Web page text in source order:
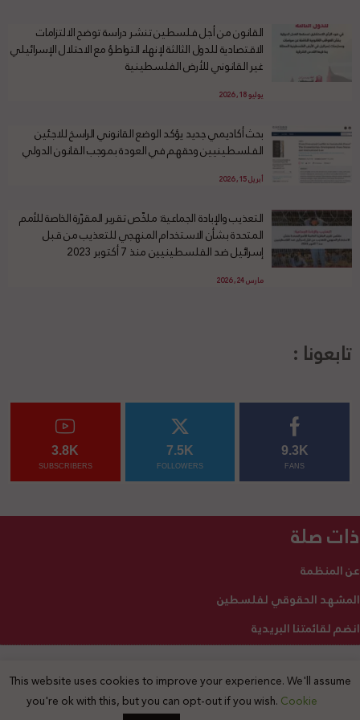
القانون من أجل فلسطين تنشر دراسة توضح الالتزامات
الاقتصادية للدول الثالثة لإنهاء التواطؤ مع الاحتلال الإسرائيلي
غير القانوني للأرض الفلسطينية
يوليو 18, 2026
بحث أكاديمي جديد يؤكد الوضع القانوني الراسخ للاجئين
الفلسطينيين وحقهم في العودة بموجب القانون الدولي
أبريل 15, 2026
التعذيب والإبادة الجماعية: ملخّص تقرير المقرّرة الخاصة للأمم
المتحدة بشأن الاستخدام المنهجي للتعذيب من قبل
إسرائيل ضد الفلسطينيين منذ 7 أكتوبر 2023
مارس 24, 2026
تابعونا :
9.3K
FANS
7.5K
FOLLOWERS
3.8K
SUBSCRIBERS
ذات صلة
عن المنظمة
المشهد الحقوقي لفلسطين
انضم لقائمتنا البريدية
2025 © جميع الحقوق محفوظة
This website uses cookies to improve your experience. We'll assume
you're ok with this, but you can opt-out if you wish. Cookie